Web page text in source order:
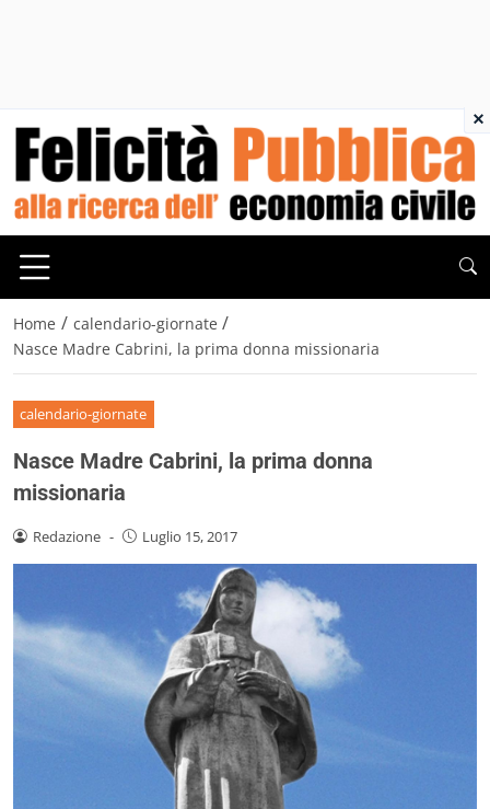
Home / calendario-giornate /
Nasce Madre Cabrini, la prima donna missionaria
calendario-giornate
Nasce Madre Cabrini, la prima donna
missionaria
Redazione - Luglio 15, 2017
×